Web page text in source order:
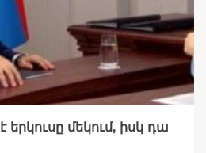
երկուսը մեկում, իսկ դա